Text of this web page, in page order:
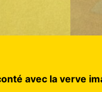
avec la verve